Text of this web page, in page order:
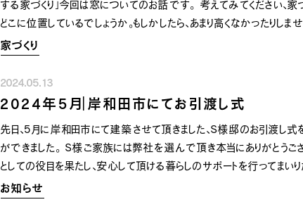
する家づくり」今回は窓についてのお話です。 考えてみてください、家
どこに位置しているでしょうか。もしかしたら、あまり高くなかったりし
でも大丈夫？ いえいえ、そんなことはありません。窓の位置やサイズ
ではなく住み心地を左右する大切な要･･･
家づくり
2024.05.13
2024年5月｜岸和田市にてお引渡し式
先日、5月に岸和田市にて建築させて頂きました、S様邸のお引渡し式
ができました。 S様ご家族には弊社を選んで頂き本当にありがとうござ
としての役目を果たし、安心して頂ける暮らしのサポートを行ってまいり
お知らせ